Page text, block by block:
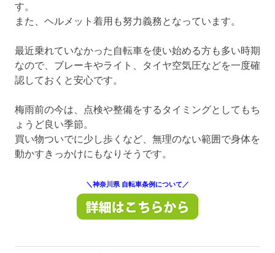
す。
また、ヘルメット着用も努力義務となっています。
最近乗れていなかった自転車を使い始める方も多い時期
なので、ブレーキやライト、タイヤ空気圧などを一度確
認しておくと安心です。
梅雨前の今は、点検や整備をするタイミングとしてもち
ょうど良い季節。
買い物ついでに少し歩くなど、無理のない範囲で身体を
動かすきっかけにもなりそうです。
＼神奈川県 自転車条例について／